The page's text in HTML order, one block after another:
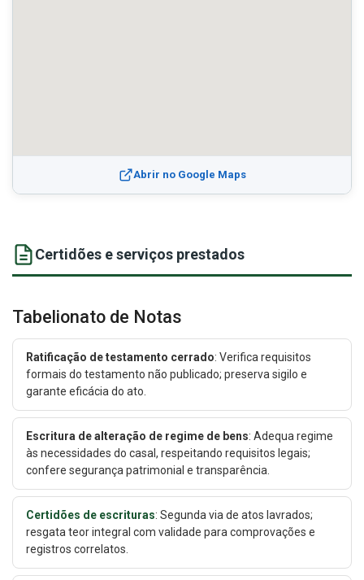
Abrir no Google Maps
Certidões e serviços prestados
Tabelionato de Notas
Ratificação de testamento cerrado: Verifica requisitos
formais do testamento não publicado; preserva sigilo e
garante eficácia do ato.
Escritura de alteração de regime de bens: Adequa regime
às necessidades do casal, respeitando requisitos legais;
confere segurança patrimonial e transparência.
Certidões de escrituras: Segunda via de atos lavrados;
resgata teor integral com validade para comprovações e
registros correlatos.